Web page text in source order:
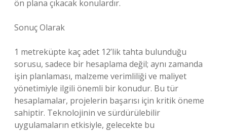
ön plana çıkacak konulardır.
Sonuç Olarak
1 metreküpte kaç adet 12’lik tahta bulunduğu
sorusu, sadece bir hesaplama değil; aynı zamanda
işin planlaması, malzeme verimliliği ve maliyet
yönetimiyle ilgili önemli bir konudur. Bu tür
hesaplamalar, projelerin başarısı için kritik öneme
sahiptir. Teknolojinin ve sürdürülebilir
uygulamaların etkisiyle, gelecekte bu